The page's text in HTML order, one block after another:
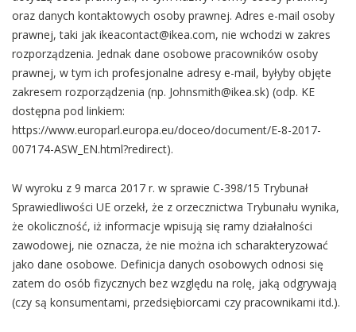
oraz danych kontaktowych osoby prawnej. Adres e-mail osoby
prawnej, taki jak ikeacontact@ikea.com, nie wchodzi w zakres
rozporządzenia. Jednak dane osobowe pracowników osoby
prawnej, w tym ich profesjonalne adresy e-mail, byłyby objęte
zakresem rozporządzenia (np. Johnsmith@ikea.sk) (odp. KE
dostępna pod linkiem:
https://www.europarl.europa.eu/doceo/document/E-8-2017-
007174-ASW_EN.html?redirect).
W wyroku z 9 marca 2017 r. w sprawie C-398/15 Trybunał
Sprawiedliwości UE orzekł, że z orzecznictwa Trybunału wynika,
że okoliczność, iż informacje wpisują się ramy działalności
zawodowej, nie oznacza, że nie można ich scharakteryzować
jako dane osobowe. Definicja danych osobowych odnosi się
zatem do osób fizycznych bez względu na rolę, jaką odgrywają
(czy są konsumentami, przedsiębiorcami czy pracownikami itd.).